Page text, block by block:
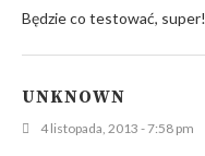
Będzie co testować, super!
UNKNOWN
4 listopada, 2013 - 7:58 pm